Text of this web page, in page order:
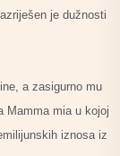
je dužnosti
a zasigurno mu
Mamma mia u kojoj
iznosa iz